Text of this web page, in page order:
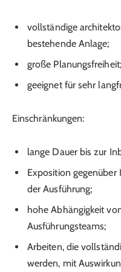
vollständige
bestehende Anlage;
große Planungsfreiheit;
geeignet für sehr
Einschränkungen:
lange Dauer bis zur
Exposition gegenüber
der Ausführung;
hohe Abhängigkeit
Ausführungsteams;
Arbeiten, die
werden, mit